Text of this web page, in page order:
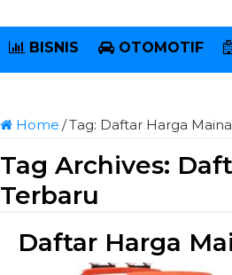
BISNIS OTOMOTIF
Home /Tag: Daftar Harga
Tag Archives:
Terbaru
Daftar Harga